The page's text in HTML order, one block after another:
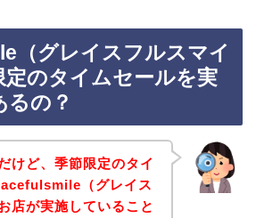
（グレイスフルスマイ
定のタイムセールを実
るの？
けど、季節限定のタイ
（グレイス
店が実施していること